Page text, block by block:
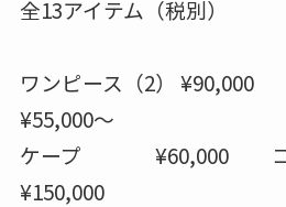
全13アイテム（税別）
ワンピース（2）
¥55,000～
ケープ ¥60,000
¥150,000